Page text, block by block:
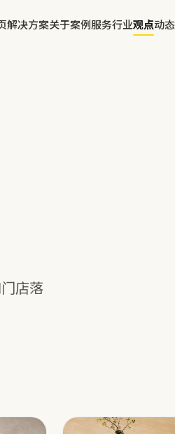
解决方案关于案例服务行业观点动态
店落